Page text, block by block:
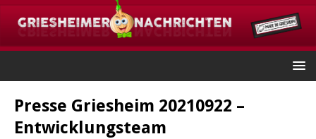
Presse Griesheim 20210922 –
Entwicklungsteam